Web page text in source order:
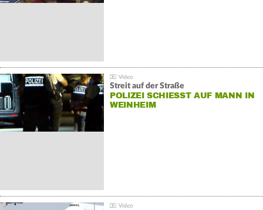
Streit auf der Straße
POLIZEI SCHIESST AUF MANN IN W
EINHEIM